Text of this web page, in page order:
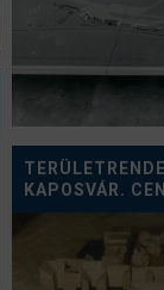
KAPOSVÁR.